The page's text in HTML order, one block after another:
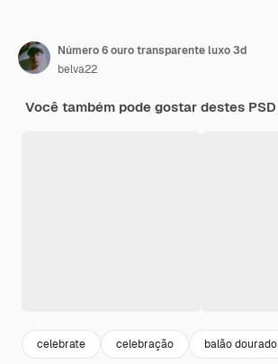
Número 6 ouro transparente luxo 3d
belva22
Você também pode gostar destes PSD
celebrate celebração balão dourado